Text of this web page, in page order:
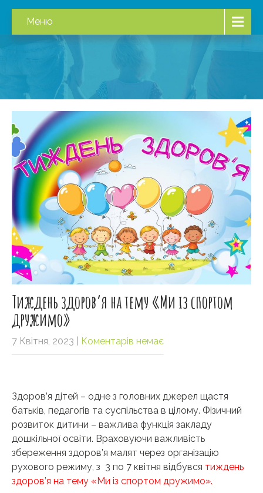
Меню
Тиждень здоров’я на тему «Ми із спортом
дружимо»
7 Квітня, 2023 Коментарів немає
Здоров’я дітей – одне з головних джерел щастя
батьків, педагогів та суспільства в цілому. Фізичний
розвиток дитини – важлива функція закладу
дошкільної освіти. Враховуючи важливість
збереження здоров’я малят через організацію
рухового режиму, з 3 по 7 квітня відбувся тиждень
здоров’я на тему «Ми із спортом дружимо».